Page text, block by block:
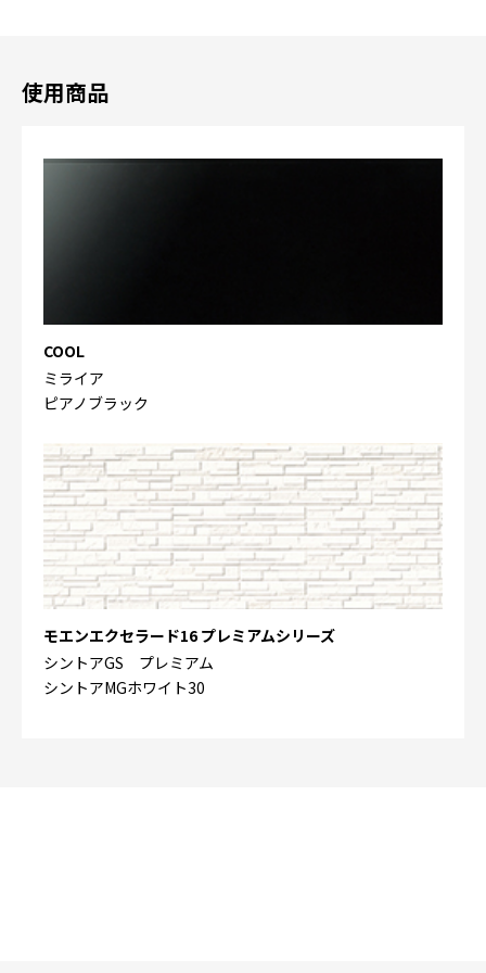
使用商品
COOL
ミライア
ピアノブラック
モエンエクセラード16 プレミアムシリーズ
シントアGS プレミアム
シントアMGホワイト30